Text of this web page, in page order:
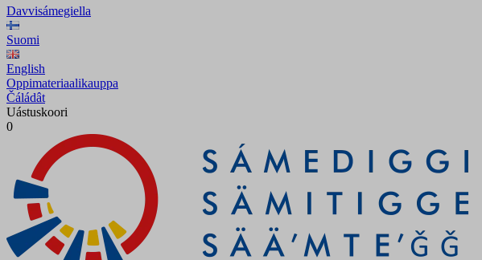
Davvisámegiella
Suomi
English
Oppimateriaalikauppa
Čáládât
Uástuskoori
0